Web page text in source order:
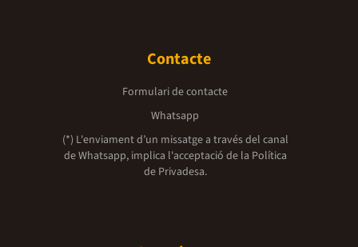
Contacte
Formulari de contacte
Whatsapp
(*) L'enviament d’un missatge a través del canal
de Whatsapp, implica l'acceptació de la Política
de Privadesa.